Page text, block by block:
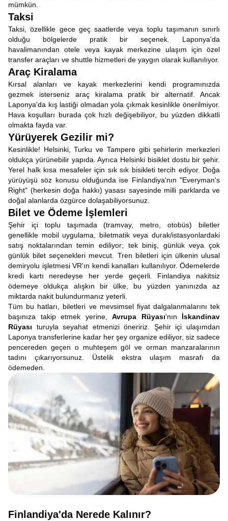
mümkün.
Taksi
Taksi, özellikle gece geç saatlerde veya toplu taşımanın sınırlı
olduğu bölgelerde pratik bir seçenek. Laponya'da
havalimanından otele veya kayak merkezine ulaşım için özel
transfer araçları ve shuttle hizmetleri de yaygın olarak kullanılıyor.
Araç Kiralama
Kırsal alanları ve kayak merkezlerini kendi programınızda
gezmek isterseniz araç kiralama pratik bir alternatif. Ancak
Laponya'da kış lastiği olmadan yola çıkmak kesinlikle önerilmiyor.
Hava koşulları burada çok hızlı değişebiliyor, bu yüzden dikkatli
olmakta fayda var.
Yürüyerek Gezilir mi?
Kesinlikle! Helsinki, Turku ve Tampere gibi şehirlerin merkezleri
oldukça yürünebilir yapıda. Ayrıca Helsinki bisiklet dostu bir şehir.
Yerel halk kısa mesafeler için sık sık bisikleti tercih ediyor. Doğa
yürüyüşü söz konusu olduğunda ise Finlandiya'nın "Everyman's
Right" (herkesin doğa hakkı) yasası sayesinde milli parklarda ve
doğal alanlarda özgürce dolaşabiliyorsunuz.
Bilet ve Ödeme İşlemleri
Şehir içi toplu taşımada (tramvay, metro, otobüs) biletler
genellikle mobil uygulama, biletmatik veya durak/istasyonlardaki
satış noktalarından temin ediliyor; tek biniş, günlük veya çok
günlük bilet seçenekleri mevcut. Tren biletleri için ülkenin ulusal
demiryolu işletmesi VR'ın kendi kanalları kullanılıyor. Ödemelerde
kredi kartı neredeyse her yerde geçerli. Finlandiya nakitsiz
ödemeye oldukça alışkın bir ülke, bu yüzden yanınızda az
miktarda nakit bulundurmanız yeterli.
Tüm bu hatları, biletleri ve mevsimsel fiyat dalgalanmalarını tek
başınıza takip etmek yerine, Avrupa Rüyası'nın İskandinav
Rüyası turuyla seyahat etmenizi öneririz. Şehir içi ulaşımdan
Laponya transferlerine kadar her şey organize ediliyor, siz sadece
pencereden geçen o muhteşem göl ve orman manzaralarının
tadını çıkarıyorsunuz. Üstelik ekstra ulaşım masrafı da
ödemeden.
Finlandiya'da Nerede Kalınır?